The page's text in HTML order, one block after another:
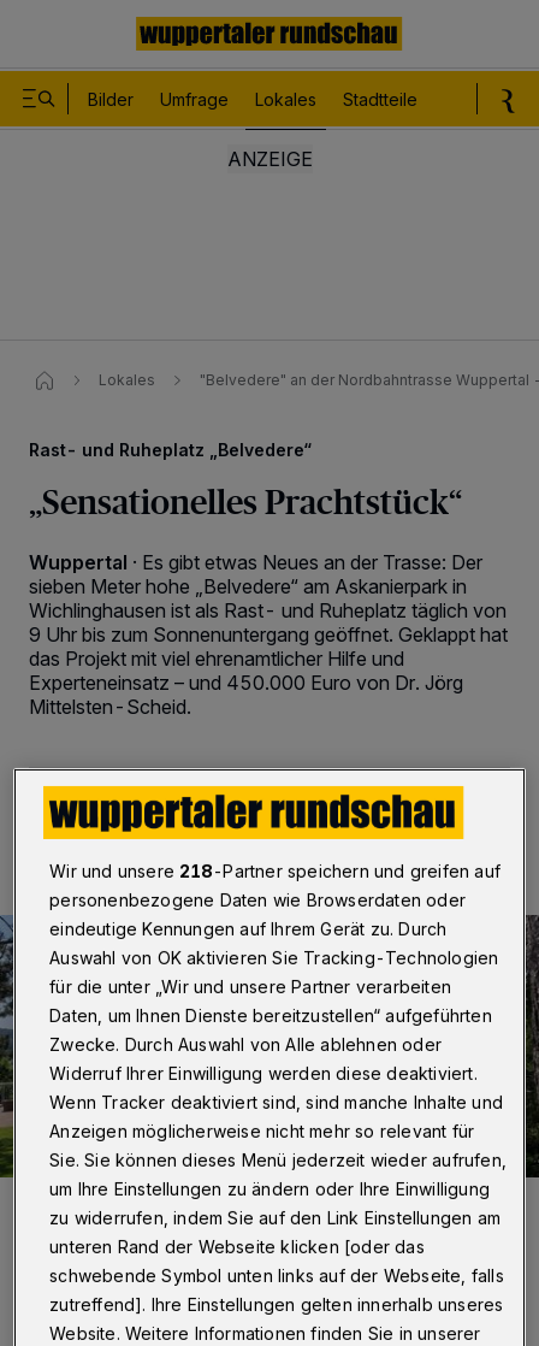
Bilder Umfrage Lokales Stadtteile
Lokales "Belvedere" an der Nordbahntrasse Wuppertal
Rast- und Ruheplatz „Belvedere“
„Sensationelles Prachtstück“
Wuppertal · Es gibt etwas Neues an der Trasse: Der
sieben Meter hohe „Belvedere“ am Askanierpark in
Wichlinghausen ist als Rast- und Ruheplatz täglich von
9 Uhr bis zum Sonnenuntergang geöffnet. Geklappt hat
das Projekt mit viel ehrenamtlicher Hilfe und
Experteneinsatz – und 450.000 Euro von Dr. Jörg
Mittelsten-Scheid.
11.07.2019 , 06:45 Uhr 2 Minuten Lesezeit
Ein echtes Schmuckstück: Das „Belvedere“ der
Wuppertalbewegung über der Trasse in Wichlinghausen.
Foto: Christa Mrozek
Wir und unsere 218-Partner speichern und greifen auf
personenbezogene Daten wie Browserdaten oder
eindeutige Kennungen auf Ihrem Gerät zu. Durch
Auswahl von OK aktivieren Sie Tracking-Technologien
für die unter „Wir und unsere Partner verarbeiten
Daten, um Ihnen Dienste bereitzustellen“ aufgeführten
Zwecke. Durch Auswahl von Alle ablehnen oder
Widerruf Ihrer Einwilligung werden diese deaktiviert.
Wenn Tracker deaktiviert sind, sind manche Inhalte und
Anzeigen möglicherweise nicht mehr so relevant für
Sie. Sie können dieses Menü jederzeit wieder aufrufen,
um Ihre Einstellungen zu ändern oder Ihre Einwilligung
zu widerrufen, indem Sie auf den Link Einstellungen am
unteren Rand der Webseite klicken [oder das
schwebende Symbol unten links auf der Webseite, falls
zutreffend]. Ihre Einstellungen gelten innerhalb unseres
Website. Weitere Informationen finden Sie in unserer